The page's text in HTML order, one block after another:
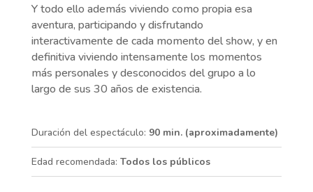
Y todo ello además viviendo como propia esa
aventura, participando y disfrutando
interactivamente de cada momento del show, y en
definitiva viviendo intensamente los momentos
más personales y desconocidos del grupo a lo
largo de sus 30 años de existencia.
Duración del espectáculo: 90 min. (aproximadamente)
Edad recomendada: Todos los públicos